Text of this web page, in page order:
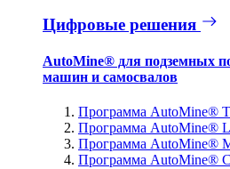
Цифровые решения
AutoMine® для подземных
машин и самосвалов
Программа AutoMine®
Программа AutoMine®
Программа AutoMine®
Программа AutoMine®